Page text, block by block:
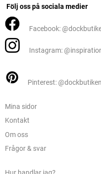
Följ oss på sociala medier
Facebook:
Instagram:
Pinterest: @dockbutiken
Mina sidor
Kontakt
Om oss
Frågor & svar